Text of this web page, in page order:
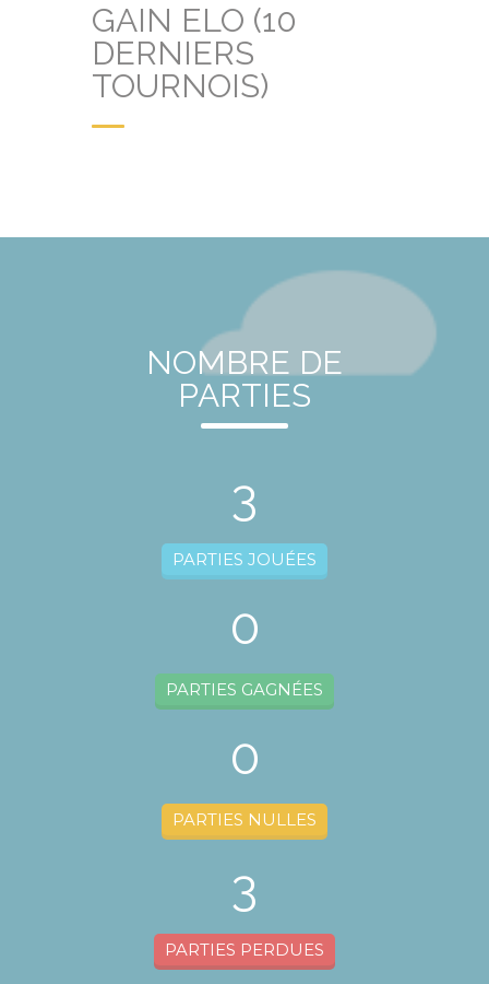
GAIN ELO (10
DERNIERS
TOURNOIS)
NOMBRE DE
PARTIES
3
PARTIES JOUÉES
0
PARTIES GAGNÉES
0
PARTIES NULLES
3
PARTIES PERDUES